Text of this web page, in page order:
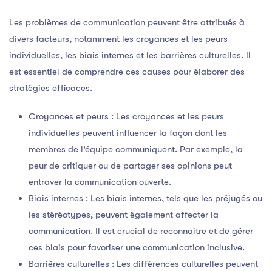
Les problèmes de communication peuvent être attribués à
divers facteurs, notamment les croyances et les peurs
individuelles, les biais internes et les barrières culturelles. Il
est essentiel de comprendre ces causes pour élaborer des
stratégies efficaces.
Croyances et peurs : Les croyances et les peurs
individuelles peuvent influencer la façon dont les
membres de l’équipe communiquent. Par exemple, la
peur de critiquer ou de partager ses opinions peut
entraver la communication ouverte.
Biais internes : Les biais internes, tels que les préjugés ou
les stéréotypes, peuvent également affecter la
communication. Il est crucial de reconnaître et de gérer
ces biais pour favoriser une communication inclusive.
Barrières culturelles : Les différences culturelles peuvent